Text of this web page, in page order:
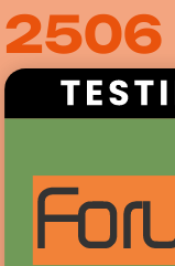
2506